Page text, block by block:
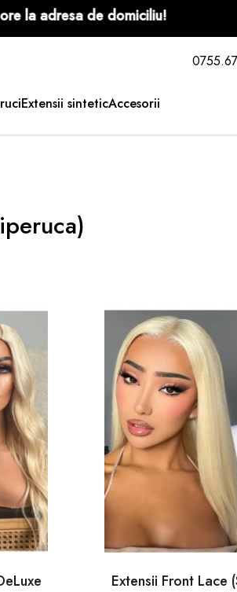
24 de ore la adresa de domiciliu!
Extensii sinteticAccesorii
Extensii Front Lace